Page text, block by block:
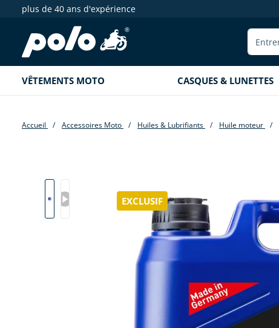
Aller à la navigation principale
plus de 40 ans d'expérience
VÊTEMENTS MOTO CASQUES & LUNETTES
Accueil Accessoires Moto Huiles & Lubrifiants Huile moteur
Passer la galerie d'images
EXCLUSIF